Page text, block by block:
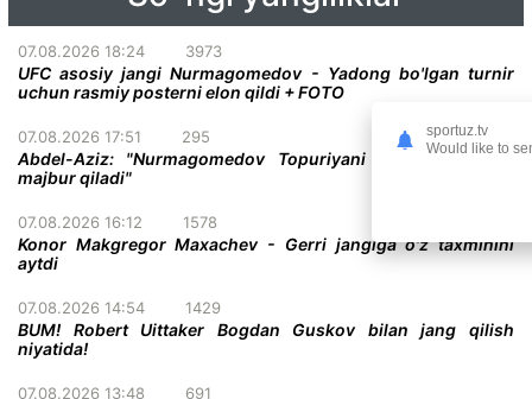
07.08.2026 18:24 3973
UFC asosiy jangi Nurmagomedov - Yadong bo'lgan turnir
uchun rasmiy posterni elon qildi + FOTO
07.08.2026 17:51 295
Abdel-Aziz: "Nurmagomedov Topuriyani taslim bo'lishga
majbur qiladi"
07.08.2026 16:12 1578
Konor Makgregor Maxachev - Gerri jangiga o'z taxminini
aytdi
07.08.2026 14:54 1429
BUM! Robert Uittaker Bogdan Guskov bilan jang qilish
niyatida!
07.08.2026 13:48 691
sportuz.tv
Would like to